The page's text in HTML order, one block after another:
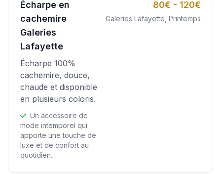
Écharpe en
cachemire
Galeries
Lafayette
Écharpe 100%
cachemire, douce,
chaude et disponible
en plusieurs coloris.
Un accessoire de
mode intemporel qui
apporte une touche de
luxe et de confort au
quotidien.
80€ - 120€
Galeries Lafayette, Printemps